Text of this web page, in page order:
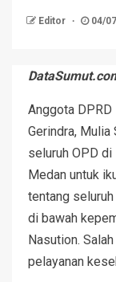
Editor 04/
Anggota
Gerindra,
seluruh OPD
Medan untuk
tentang
di bawah
Nasution.
pelayanan